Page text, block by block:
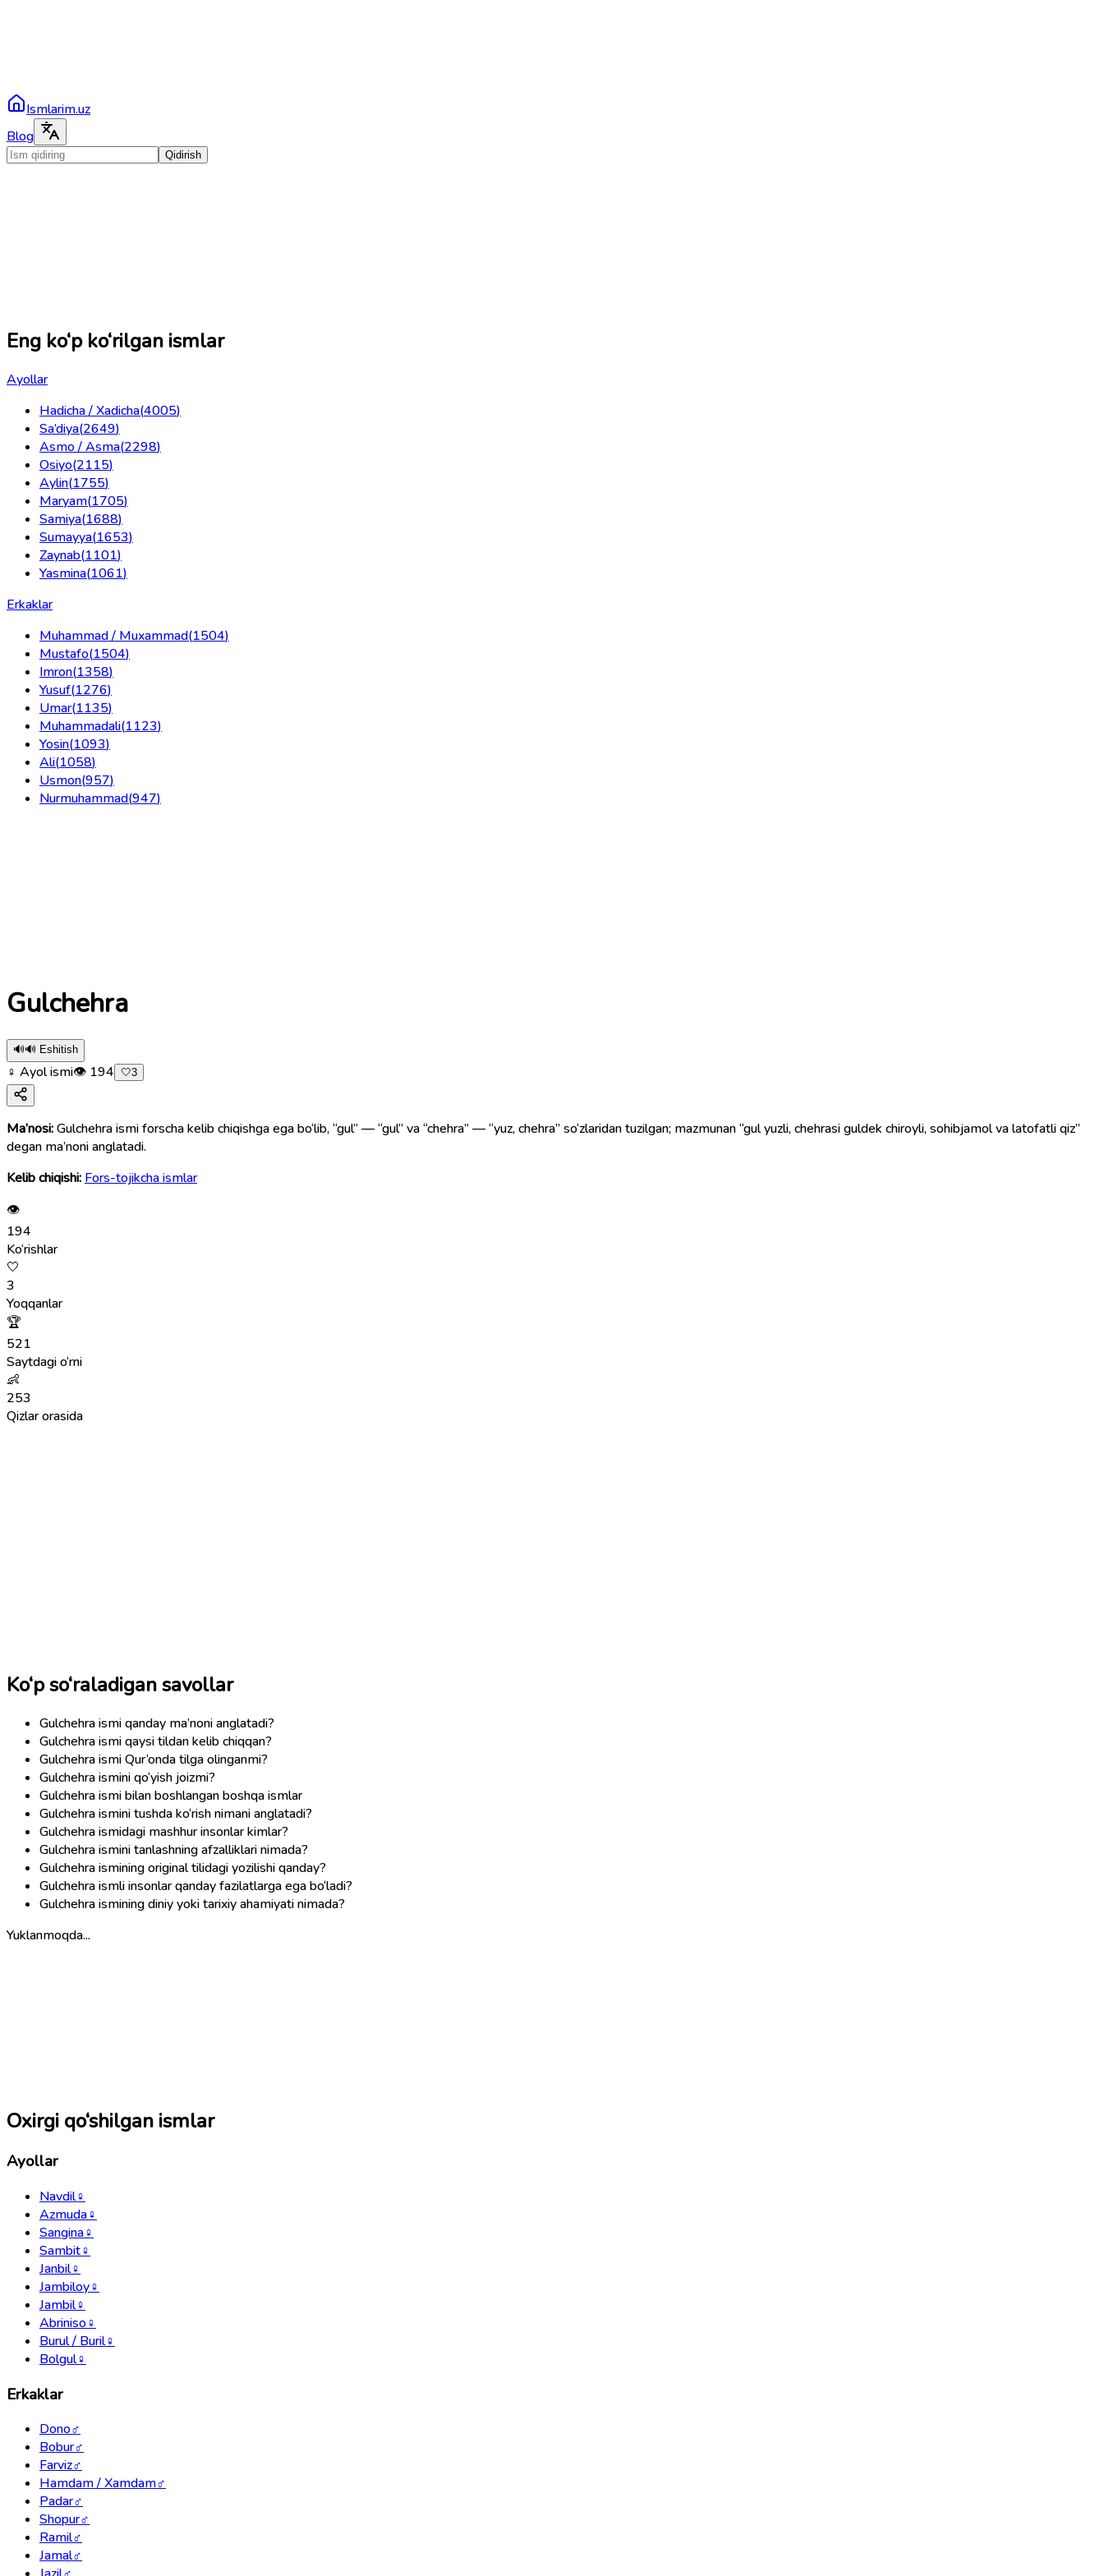
Ismlarim.uz
Blog
Qidirish
Eng ko‘p ko‘rilgan ismlar
Ayollar
Hadicha / Xadicha(4005)
Sa’diya(2649)
Asmo / Asma(2298)
Osiyo(2115)
Aylin(1755)
Maryam(1705)
Samiya(1688)
Sumayya(1653)
Zaynab(1101)
Yasmina(1061)
Erkaklar
Muhammad / Muxammad(1504)
Mustafo(1504)
Imron(1358)
Yusuf(1276)
Umar(1135)
Muhammadali(1123)
Yosin(1093)
Ali(1058)
Usmon(957)
Nurmuhammad(947)
Gulchehra
🔊🔊 Eshitish
♀ Ayol ismi👁 194 🤍3
Ma’nosi:Gulchehra ismi forscha kelib chiqishga ega bo‘lib, “gul” — “gul” va “chehra” — “yuz, chehra” so‘zlaridan tuzilgan; mazmunan “gul yuzli, chehrasi guldek chiroyli, sohibjamol va latofatli qiz”
degan ma’noni anglatadi.
Kelib chiqishi: Fors-tojikcha ismlar
👁
194
Ko‘rishlar
🤍
3
Yoqqanlar
🏆
521
Saytdagi o‘rni
👶
253
Qizlar orasida
Ko‘p so‘raladigan savollar
Gulchehra ismi qanday ma’noni anglatadi?
Gulchehra ismi qaysi tildan kelib chiqqan?
Gulchehra ismi Qur’onda tilga olinganmi?
Gulchehra ismini qo‘yish joizmi?
Gulchehra ismi bilan boshlangan boshqa ismlar
Gulchehra ismini tushda ko‘rish nimani anglatadi?
Gulchehra ismidagi mashhur insonlar kimlar?
Gulchehra ismini tanlashning afzalliklari nimada?
Gulchehra ismining original tilidagi yozilishi qanday?
Gulchehra ismli insonlar qanday fazilatlarga ega bo‘ladi?
Gulchehra ismining diniy yoki tarixiy ahamiyati nimada?
Yuklanmoqda...
Oxirgi qo‘shilgan ismlar
Ayollar
Navdil♀
Azmuda♀
Sangina♀
Sambit♀
Janbil♀
Jambiloy♀
Jambil♀
Abriniso♀
Burul / Buril♀
Bolgul♀
Erkaklar
Dono♂
Bobur♂
Farviz♂
Hamdam / Xamdam♂
Padar♂
Shopur♂
Ramil♂
Jamal♂